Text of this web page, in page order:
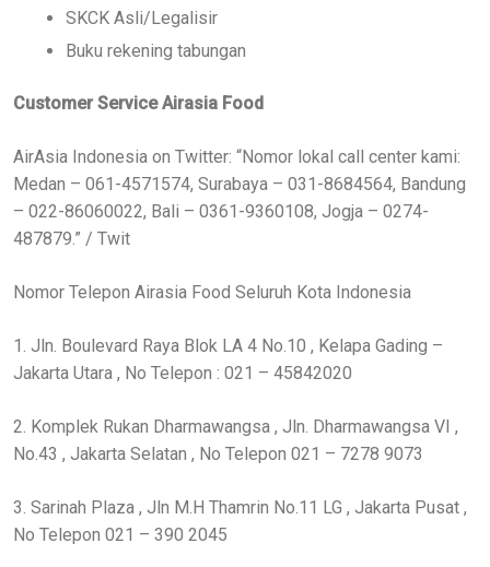
SKCK Asli/Legalisir
Buku rekening tabungan
Customer Service Airasia Food
AirAsia Indonesia on Twitter: “Nomor lokal call center kami:
Medan – 061-4571574, Surabaya – 031-8684564, Bandung
– 022-86060022, Bali – 0361-9360108, Jogja – 0274-
487879.” / Twit
Nomor Telepon Airasia Food Seluruh Kota Indonesia
1. Jln. Boulevard Raya Blok LA 4 No.10 , Kelapa Gading –
Jakarta Utara , No Telepon : 021 – 45842020
2. Komplek Rukan Dharmawangsa , Jln. Dharmawangsa VI ,
No.43 , Jakarta Selatan , No Telepon 021 – 7278 9073
3. Sarinah Plaza , Jln M.H Thamrin No.11 LG , Jakarta Pusat ,
No Telepon 021 – 390 2045